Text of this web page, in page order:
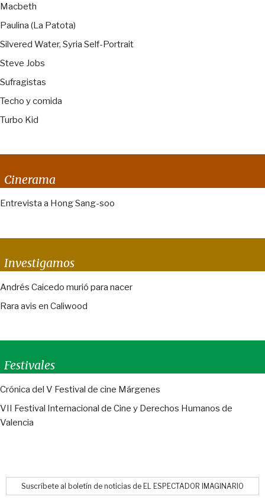
Macbeth
Paulina (La Patota)
Silvered Water, Syria Self-Portrait
Steve Jobs
Sufragistas
Techo y comida
Turbo Kid
Cinerama
Entrevista a Hong Sang-soo
Investigamos
Andrés Caicedo murió para nacer
Rara avis en Caliwood
Festivales
Crónica del V Festival de cine Márgenes
VII Festival Internacional de Cine y Derechos Humanos de
Valencia
Suscríbete al boletín de noticias de EL ESPECTADOR IMAGINARIO